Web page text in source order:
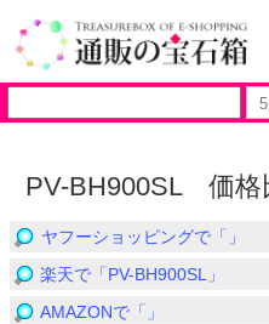
PV-BH900SL 価格
ヤフーショッピングで「」
楽天で「PV-BH900SL」
AMAZONで「」